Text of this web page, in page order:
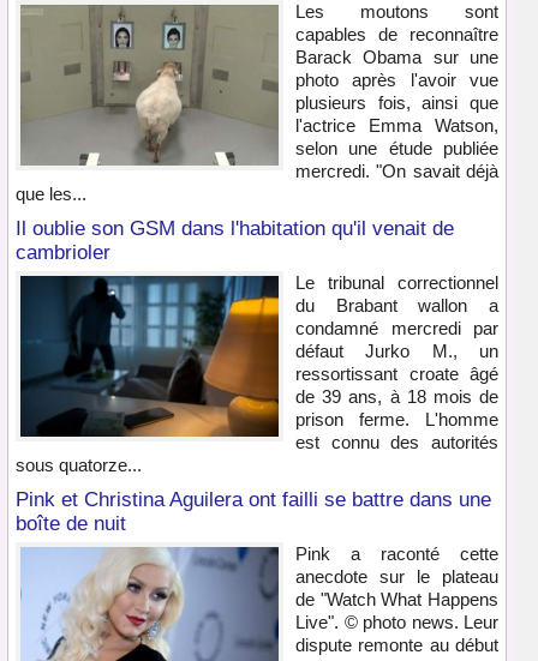
Les moutons sont
capables de reconnaître
Barack Obama sur une
photo après l'avoir vue
plusieurs fois, ainsi que
l'actrice Emma Watson,
selon une étude publiée
mercredi. "On savait déjà
que les...
Il oublie son GSM dans l'habitation qu'il venait de
cambrioler
Le tribunal correctionnel
du Brabant wallon a
condamné mercredi par
défaut Jurko M., un
ressortissant croate âgé
de 39 ans, à 18 mois de
prison ferme. L'homme
est connu des autorités
sous quatorze...
Pink et Christina Aguilera ont failli se battre dans une
boîte de nuit
Pink a raconté cette
anecdote sur le plateau
de "Watch What Happens
Live". © photo news. Leur
dispute remonte au début